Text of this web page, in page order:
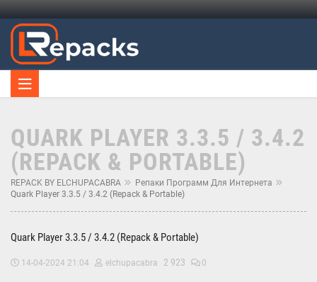
QUARK PLAYER 3.3.5 / 3.4.2
(REPACK & PORTABLE)
REPACK BY ELCHUPACABRA
Репаки Программ Для Интернета
Quark Player 3.3.5 / 3.4.2 (Repack & Portable)
Quark Player 3.3.5 / 3.4.2 (Repack & Portable)
14-04-2024 21:04 elchupacabra 2 923 0